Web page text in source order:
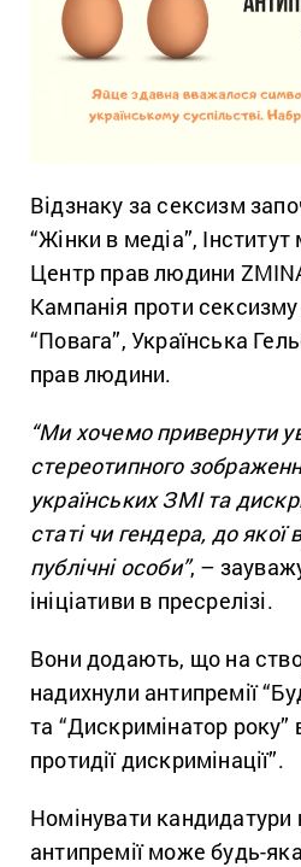
Відзнаку за сексизм
“Жінки в медіа”, Інститут
Центр прав людини
Кампанія проти сексизму
“Повага”, Українська
прав людини.
“Ми хочемо привернути
стереотипного
українських ЗМІ та
статі чи гендера, до якої
публічні особи”, –
ініціативи в пресрелізі.
Вони додають, що на
надихнули антипремії
та “Дискримінатор року”
протидії дискримінації”.
Номінувати кандидатури
антипремії може будь-